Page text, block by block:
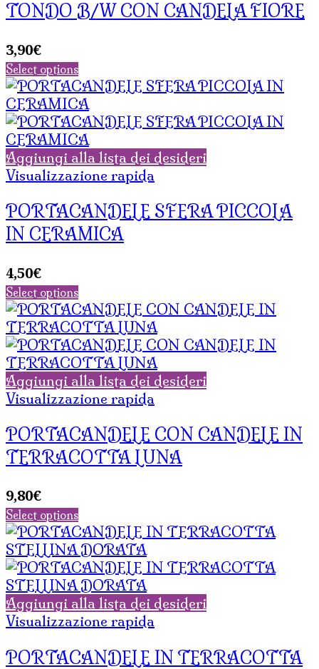
TONDO B/W CON CANDELA FIORE
3,90€
Select options
Aggiungi alla lista dei desideri
Visualizzazione rapida
PORTACANDELE SFERA PICCOLA
IN CERAMICA
4,50€
Select options
Aggiungi alla lista dei desideri
Visualizzazione rapida
PORTACANDELE CON CANDELE IN
TERRACOTTA LUNA
9,80€
Select options
Aggiungi alla lista dei desideri
Visualizzazione rapida
PORTACANDELE IN TERRACOTTA